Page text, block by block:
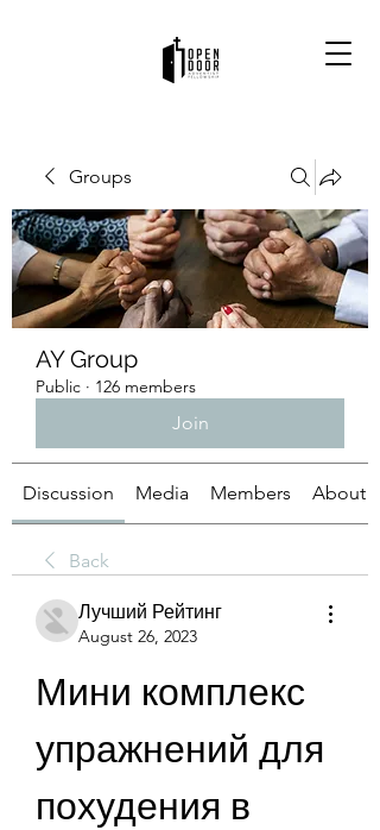
Groups
AY Group
Public · 126 members
Join
Discussion Media Members About
Back
Лучший Рейтинг
August 26, 2023
Мини комплекс
упражнений для
похудения в